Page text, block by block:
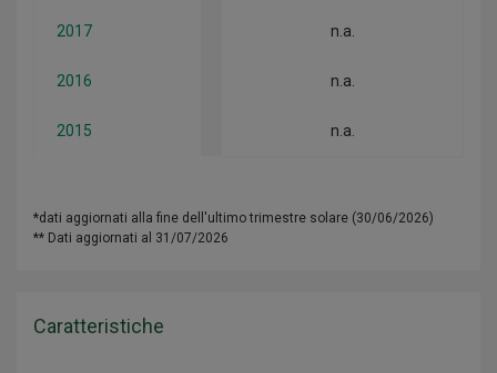
2017 n.a.
2016 n.a.
2015 n.a.
*dati aggiornati alla fine dell'ultimo trimestre solare (30/06/2026)
** Dati aggiornati al 31/07/2026
Caratteristiche